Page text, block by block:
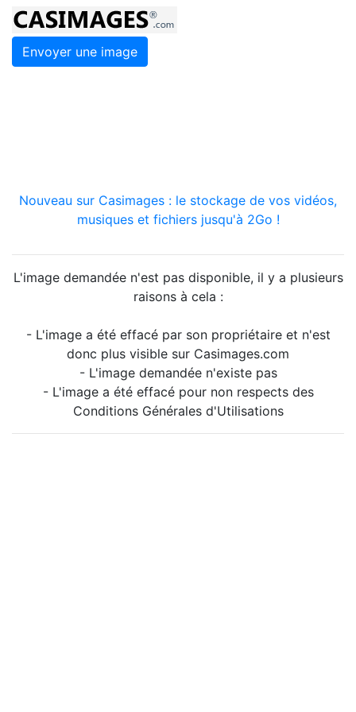
Envoyer une image
Nouveau sur Casimages : le stockage de vos vidéos,
musiques et fichiers jusqu'à 2Go !
L'image demandée n'est pas disponible, il y a plusieurs
raisons à cela :
- L'image a été effacé par son propriétaire et n'est
donc plus visible sur Casimages.com
- L'image demandée n'existe pas
- L'image a été effacé pour non respects des
Conditions Générales d'Utilisations